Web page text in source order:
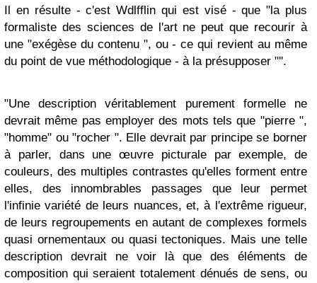
Il en résulte - c'est Wdlfflin qui est visé - que "la plus
formaliste des sciences de l'art ne peut que recourir à
une "exégèse du contenu ", ou - ce qui revient au même
du point de vue méthodologique - à la présupposer "''.
"Une description véritablement purement formelle ne
devrait même pas employer des mots tels que "pierre ",
"homme" ou "rocher ". Elle devrait par principe se borner
à parler, dans une œuvre picturale par exemple, de
couleurs, des multiples contrastes qu'elles forment entre
elles, des innombrables passages que leur permet
l'infinie variété de leurs nuances, et, à l'extrême rigueur,
de leurs regroupements en autant de complexes formels
quasi ornementaux ou quasi tectoniques. Mais une telle
description devrait ne voir là que des éléments de
composition qui seraient totalement dénués de sens, ou